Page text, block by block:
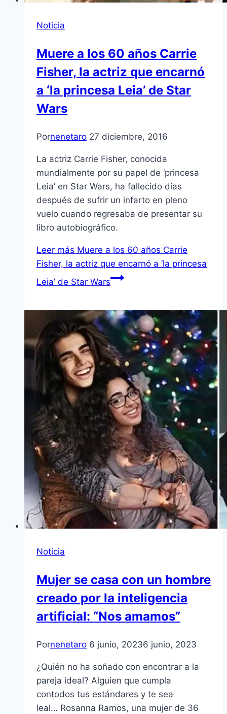
Noticia
Muere a los 60 años Carrie
Fisher, la actriz que encarnó
a ‘la princesa Leia’ de Star
Wars
Pornenetaro 27 diciembre, 2016
La actriz Carrie Fisher, conocida
mundialmente por su papel de ‘princesa
Leia’ en Star Wars, ha fallecido días
después de sufrir un infarto en pleno
vuelo cuando regresaba de presentar su
libro autobiográfico.
Leer más Muere a los 60 años Carrie
Fisher, la actriz que encarnó a ‘la princesa
Leia’ de Star Wars
Noticia
Mujer se casa con un hombre
creado por la inteligencia
artificial: “Nos amamos”
Pornenetaro 6 junio, 20236 junio, 2023
¿Quién no ha soñado con encontrar a la
pareja ideal? Alguien que cumpla
contodos tus estándares y te sea
leal… Rosanna Ramos, una mujer de 36